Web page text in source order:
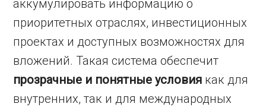
аккумулировать информацию о
приоритетных отраслях, инвестиционных
проектах и доступных возможностях для
вложений. Такая система обеспечит
прозрачные и понятные условия как для
внутренних, так и для международных